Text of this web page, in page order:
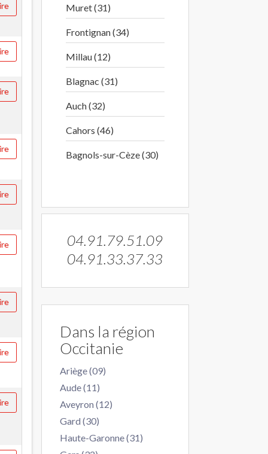
Muret (31)
Frontignan (34)
Millau (12)
Blagnac (31)
Auch (32)
Cahors (46)
Bagnols-sur-Cèze (30)
04.91.79.51.09
04.91.33.37.33
Dans la région
Occitanie
Ariège (09)
Aude (11)
Aveyron (12)
Gard (30)
Haute-Garonne (31)